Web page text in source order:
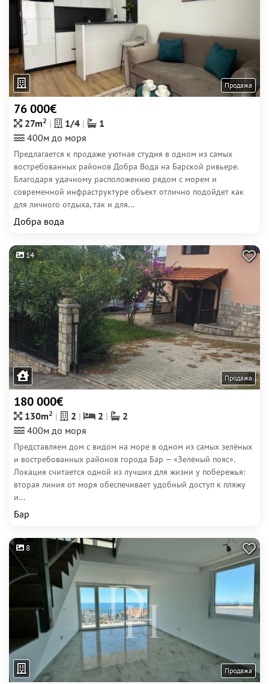
Продажа
76 000€
27m2 1/4
1
400м до моря
Предлагается к продаже уютная студия в одном из самых
востребованных районов Добра Вода на Барской ривьере.
Благодаря удачному расположению рядом с морем и
современной инфраструктуре объект отлично подойдет как
для личного отдыха, так и для...
Добра вода
14
Продажа
180 000€
130m2 2 2
2
400м до моря
Представляем дом с видом на море в одном из самых зелёных
и востребованных районов города Бар — «Зелёный пояс».
Локация считается одной из лучших для жизни у побережья:
вторая линия от моря обеспечивает удобный доступ к пляжу
и...
Бар
8
Продажа